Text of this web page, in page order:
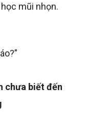
mũi nhọn.
chưa biết đến